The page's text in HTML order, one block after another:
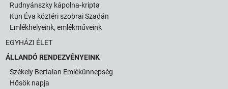
Rudnyánszky kápolna-kripta
Kun Éva köztéri szobrai Szadán
Emlékhelyeink, emlékműveink
EGYHÁZI ÉLET
ÁLLANDÓ RENDEZVÉNYEINK
Székely Bertalan Emlékünnepség
Hősök napja